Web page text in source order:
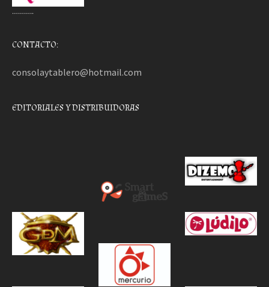
………..
CONTACTO:
consolaytablero@hotmail.com
EDITORIALES Y DISTRIBUIDORAS